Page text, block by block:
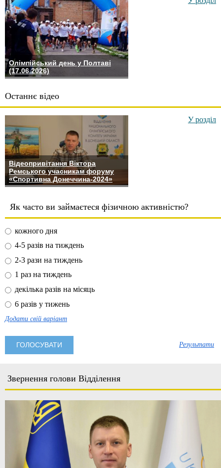
Олімпійський день у Полтаві
(17.06.2026)
Останнє відео
Відеопривітання Віктора
Ремського учасникам форуму
«Спортивна Донеччина-2024»
У розділ
Як часто ви займаєтеся фізичною активністю?
кожного дня
4-5 разів на тиждень
2-3 рази на тиждень
1 раз на тиждень
декілька разів на місяць
6 разів у тижень
Додати свій варіант
Результати
Звернення голови Відділення